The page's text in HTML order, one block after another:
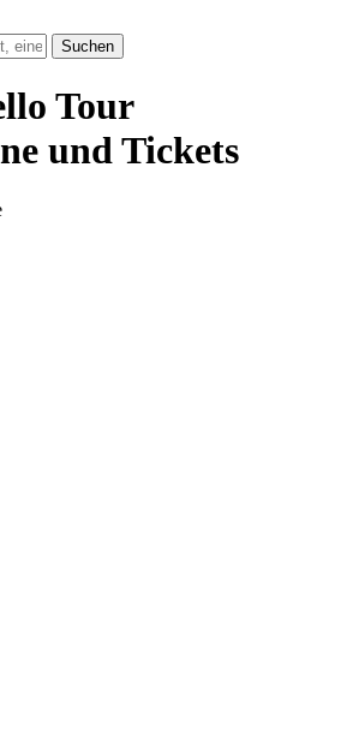
Suchen
Tour
und Tickets